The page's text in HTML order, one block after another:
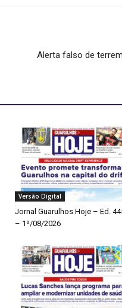
Alerta falso de
Versão Digital
Jornal Guarulhos Hoje – Ed.
– 1º/08/2026